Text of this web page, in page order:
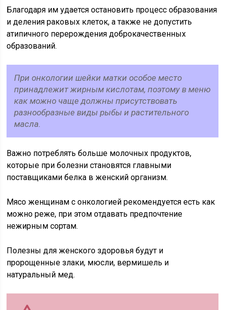
Благодаря им удается остановить процесс образования
и деления раковых клеток, а также не допустить
атипичного перерождения доброкачественных
образований.
При онкологии шейки матки особое место
принадлежит жирным кислотам, поэтому в меню
как можно чаще должны присутствовать
разнообразные виды рыбы и растительного
масла.
Важно потреблять больше молочных продуктов,
которые при болезни становятся главными
поставщиками белка в женский организм.
Мясо женщинам с онкологией рекомендуется есть как
можно реже, при этом отдавать предпочтение
нежирным сортам.
Полезны для женского здоровья будут и
пророщенные злаки, мюсли, вермишель и
натуральный мед.